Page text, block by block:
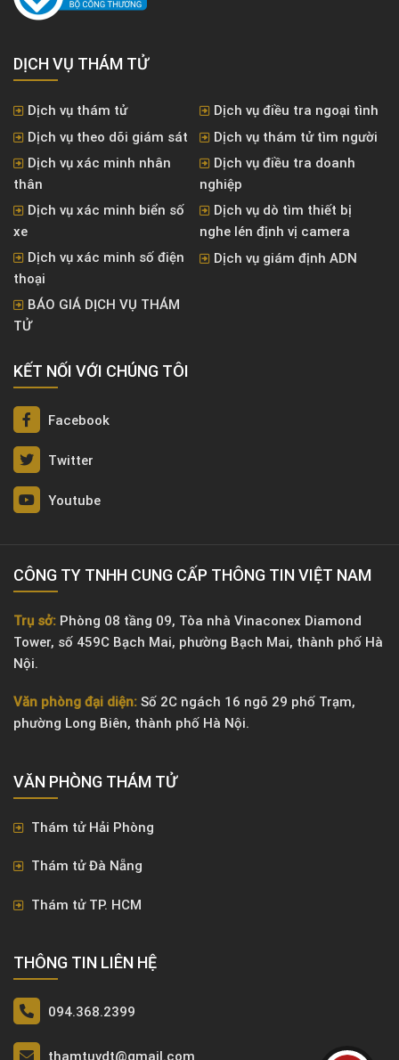
DỊCH VỤ THÁM TỬ
Dịch vụ thám tử
Dịch vụ điều tra ngoại tình
Dịch vụ theo dõi giám sát
Dịch vụ thám tử tìm người
Dịch vụ xác minh nhân
thân
Dịch vụ điều tra doanh
nghiệp
Dịch vụ xác minh biển số
xe
Dịch vụ dò tìm thiết bị
nghe lén định vị camera
Dịch vụ xác minh số điện
thoại
Dịch vụ giám định ADN
BÁO GIÁ DỊCH VỤ THÁM
TỬ
KẾT NỐI VỚI CHÚNG TÔI
Facebook
Twitter
Youtube
CÔNG TY TNHH CUNG CẤP THÔNG TIN VIỆT NAM
Trụ sở: Phòng 08 tầng 09, Tòa nhà Vinaconex Diamond
Tower, số 459C Bạch Mai, phường Bạch Mai, thành phố Hà
Nội.
Văn phòng đại diện: Số 2C ngách 16 ngõ 29 phố Trạm,
phường Long Biên, thành phố Hà Nội.
VĂN PHÒNG ​THÁM TỬ
Thám tử Hải Phòng
Thám tử Đà Nẵng
Thám tử TP. HCM
THÔNG TIN LIÊN HỆ
094.368.2399
thamtuvdt@gmail.com